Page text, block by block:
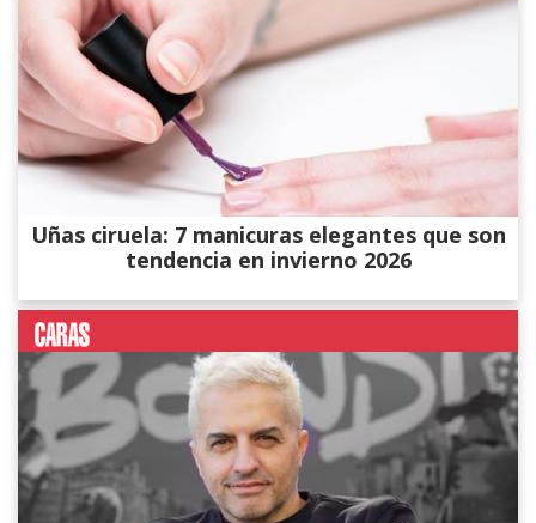
Uñas ciruela: 7 manicuras elegantes que son
tendencia en invierno 2026